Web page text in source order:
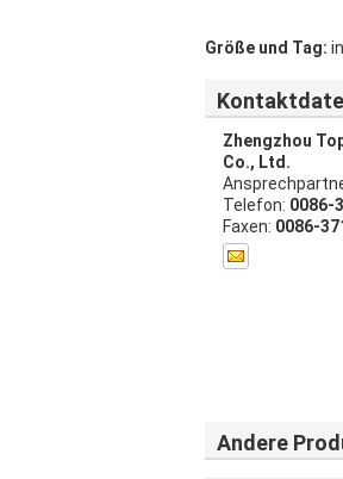
Größe und Tag:
Zhengzhou
Co., Ltd.
Telefon: 0086-
Faxen: 0086-
Andere